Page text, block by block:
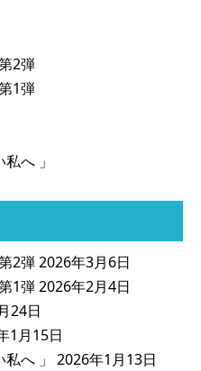
2弾
1弾
へ 」
2弾2026年3月6日
1弾2026年2月4日
24日
1月15日
へ 」 2026年1月13日